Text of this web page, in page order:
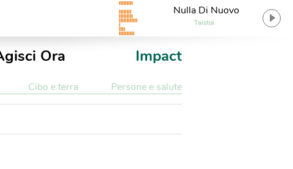
Nulla Di Nuovo
Taistoi
Ora Impact
Cibo e terra Persone e salute